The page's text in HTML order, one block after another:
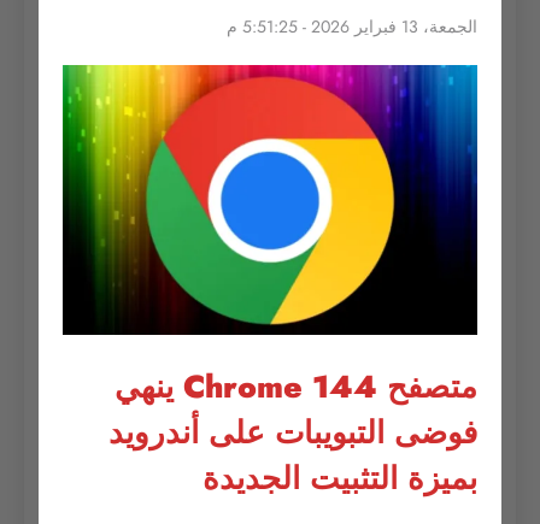
الجمعة، 13 فبراير 2026 - 5:51:25 م
متصفح Chrome 144 ينهي
فوضى التبويبات على أندرويد
بميزة التثبيت الجديدة